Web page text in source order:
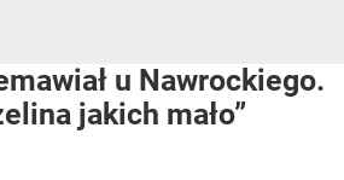
u Nawrockiego.
jakich mało”